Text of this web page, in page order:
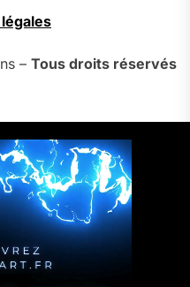
– Tous droits réservés